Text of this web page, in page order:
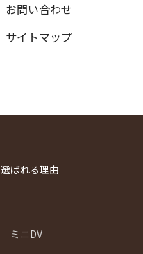
お問い合わせ
サイトマップ
選ばれる理由
ミニDV